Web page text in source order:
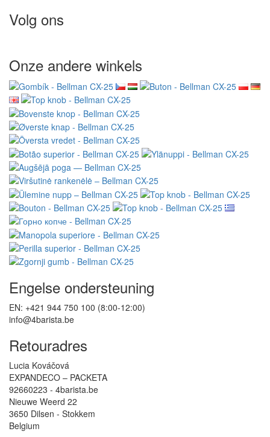
Volg ons
Onze andere winkels
Engelse ondersteuning
EN: +421 944 750 100 (8:00-12:00)
info@4barista.be
Retouradres
Lucia Kováčová
EXPANDECO – PACKETA
92660223 - 4barista.be
Nieuwe Weerd 22
3650 Dilsen - Stokkem
Belgium